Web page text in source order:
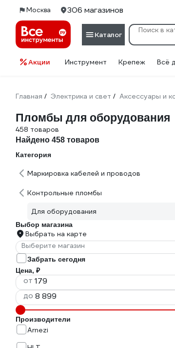
Москва 306 магазинов
Каталог
Акции Инструмент Крепеж Всё
Главная / Электрика и свет / Аксессуары и
Пломбы для оборудования
458 товаров
Найдено 458 товаров
Категория
Маркировка кабелей и проводов
Контрольные пломбы
Для оборудования
Выбор магазина
Выбрать на карте
Выберите магазин
Забрать сегодня
Цена, ₽
от
до
Производители
Arnezi